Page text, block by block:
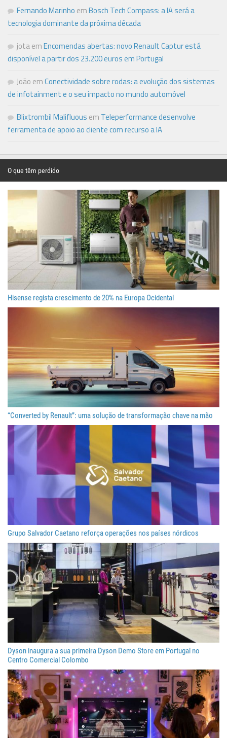
Fernando Marinho emBosch Tech Compass: a IA será a
tecnologia dominante da próxima década
jotaemEncomendas abertas: novo Renault Captur está
disponível a partir dos 23.200 euros em Portugal
João emConectividade sobre rodas: a evolução dos sistemas
de infotainment e o seu impacto no mundo automóvel
Blixtrombil Malifluous em Teleperformance desenvolve
ferramenta de apoio ao cliente com recurso a IA
O que têm perdido
Hisense regista crescimento de 20% na Europa Ocidental
“Converted by Renault”: uma solução de transformação chave na mão
Grupo Salvador Caetano reforça operações nos países nórdicos
Dyson inaugura a sua primeira Dyson Demo Store em Portugal no
Centro Comercial Colombo